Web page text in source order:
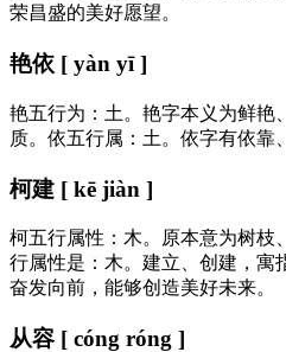
荣昌盛的美好愿望。
艳依 [ yàn yī ]
艳五行为：土。艳字本义为鲜艳
质。依五行属：土。依字有依靠
柯建 [ kē jiàn ]
柯五行属性：木。原本意为树枝
行属性是：木。建立、创建，寓
奋发向前，能够创造美好未来。
从容 [ cóng róng ]